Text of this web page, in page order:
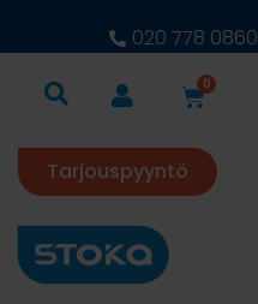
020 778 0860
0
Tarjouspyyntö